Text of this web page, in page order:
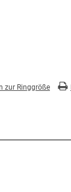
zur Ringgröße